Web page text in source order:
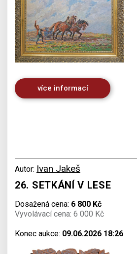
více informací
Autor: Ivan Jakeš
26. SETKÁNÍ V LESE
Dosažená cena: 6 800 Kč
Vyvolávací cena: 6 000 Kč
Konec aukce: 09.06.2026 18:26